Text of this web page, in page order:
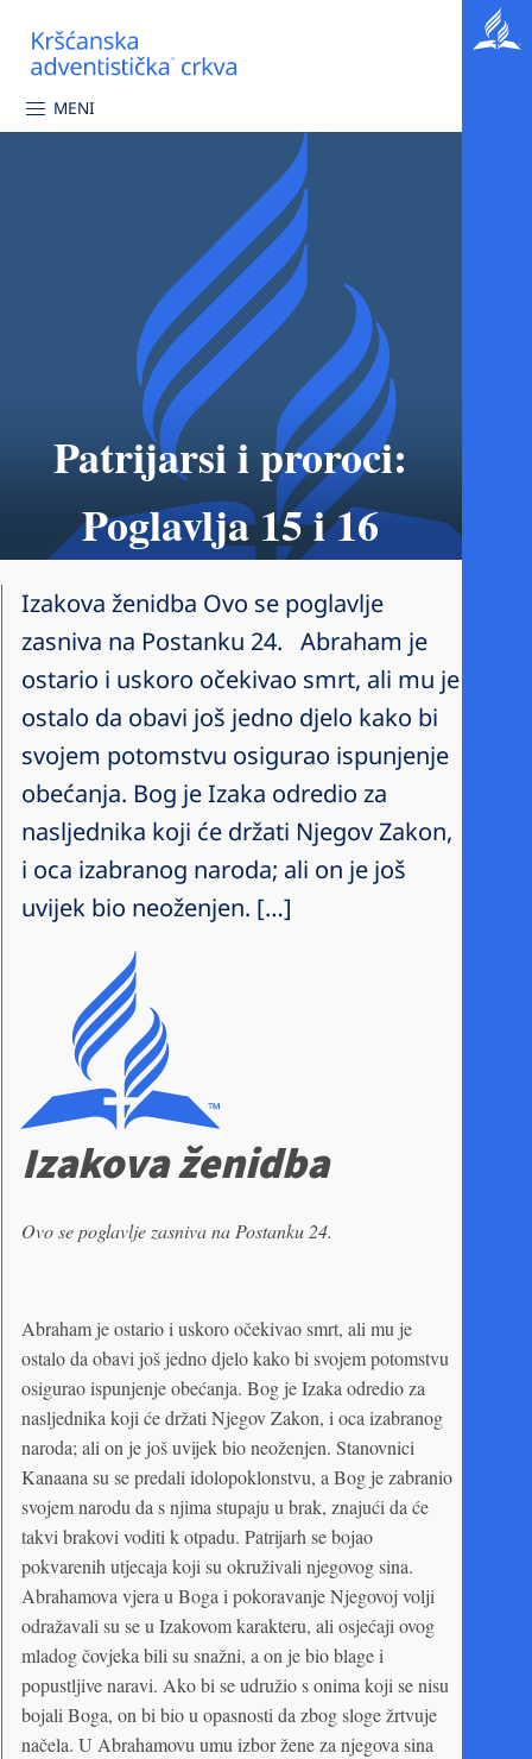
MENI
Patrijarsi i proroci:
Poglavlja 15 i 16
Izakova ženidba Ovo se poglavlje
zasniva na Postanku 24. Abraham je
ostario i uskoro očekivao smrt, ali mu je
ostalo da obavi još jedno djelo kako bi
svojem potomstvu osigurao ispunjenje
obećanja. Bog je Izaka odredio za
nasljednika koji će držati Njegov Zakon,
i oca izabranog naroda; ali on je još
uvijek bio neoženjen. […]
Izakova ženidba
Ovo se poglavlje zasniva na Postanku 24.
Abraham je ostario i uskoro očekivao smrt, ali mu je
ostalo da obavi još jedno djelo kako bi svojem potomstvu
osigurao ispunjenje obećanja. Bog je Izaka odredio za
nasljednika koji će držati Njegov Zakon, i oca izabranog
naroda; ali on je još uvijek bio neoženjen. Stanovnici
Kanaana su se predali idolopoklonstvu, a Bog je zabranio
svojem narodu da s njima stupaju u brak, znajući da će
takvi brakovi voditi k otpadu. Patrijarh se bojao
pokvarenih utjecaja koji su okruživali njegovog sina.
Abrahamova vjera u Boga i pokoravanje Njegovoj volji
odražavali su se u Izakovom karakteru, ali osjećaji ovog
mladog čovjeka bili su snažni, a on je bio blage i
popustljive naravi. Ako bi se udružio s onima koji se nisu
bojali Boga, on bi bio u opasnosti da zbog sloge žrtvuje
načela. U Abrahamovu umu izbor žene za njegova sina